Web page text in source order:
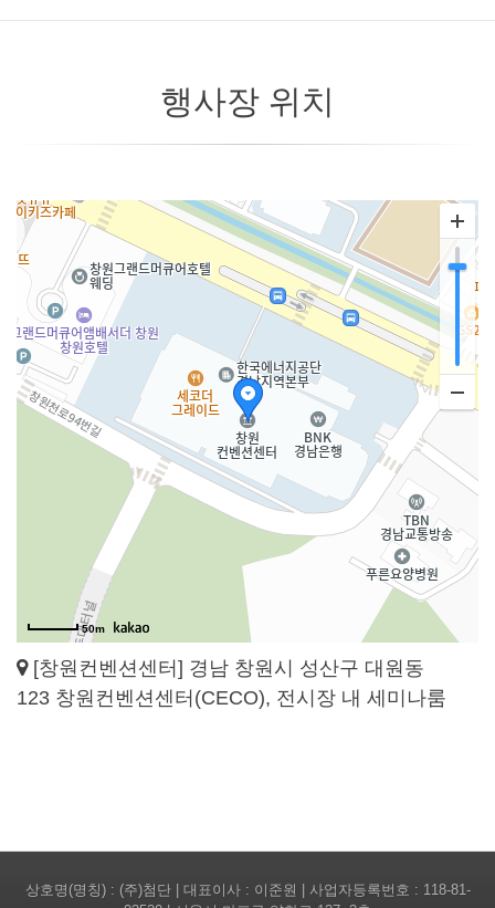
행사장 위치
50m
[창원컨벤션센터] 경남 창원시 성산구 대원동
123 창원컨벤션센터(CECO), 전시장 내 세미나룸
상호명(명칭) : (주)첨단 | 대표이사 : 이준원 | 사업자등록번호 : 118-81-